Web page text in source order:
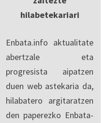
hilabetekariari
Enbata.info aktualitate
abertzale eta
progresista aipatzen
duen web astekaria da,
hilabatero argitaratzen
den paperezko Enbata-